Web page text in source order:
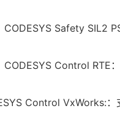
CODESYS Safety SIL2
CODESYS Control RTE
Control VxWorks:：